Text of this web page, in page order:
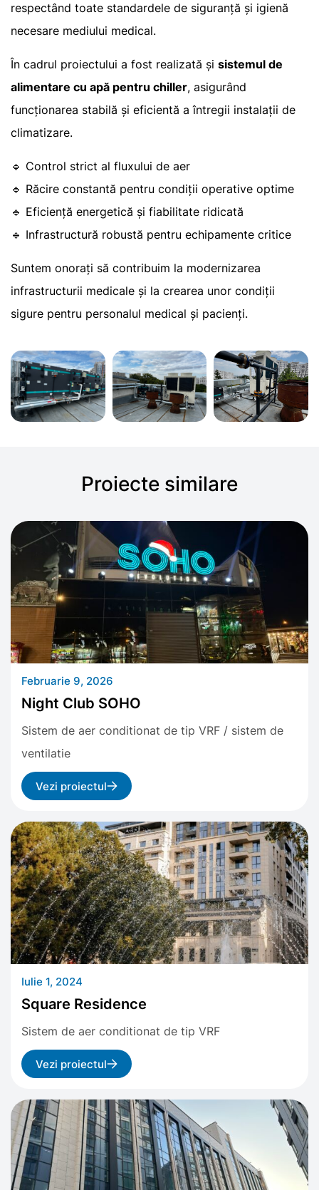
respectând toate standardele de siguranță și igienă
necesare mediului medical.
În cadrul proiectului a fost realizată și sistemul de
alimentare cu apă pentru chiller, asigurând
funcționarea stabilă și eficientă a întregii instalații de
climatizare.
🔹 Control strict al fluxului de aer
🔹 Răcire constantă pentru condiții operative optime
🔹 Eficiență energetică și fiabilitate ridicată
🔹 Infrastructură robustă pentru echipamente critice
Suntem onorați să contribuim la modernizarea
infrastructurii medicale și la crearea unor condiții
sigure pentru personalul medical și pacienți.
Proiecte similare
Februarie 9, 2026
Night Club SOHO
Sistem de aer conditionat de tip VRF / sistem de
ventilatie
Vezi proiectul
Iulie 1, 2024
Square Residence
Sistem de aer conditionat de tip VRF
Vezi proiectul